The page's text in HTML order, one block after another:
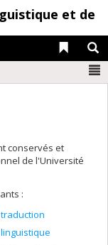
et de
Liens
conservés et
de l'Université
:
traduction
linguistique